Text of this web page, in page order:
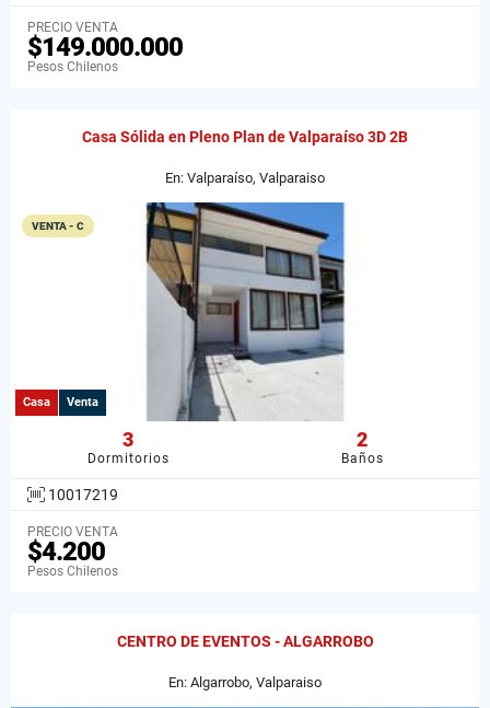
PRECIO VENTA
$149.000.000
Pesos Chilenos
Casa Sólida en Pleno Plan de Valparaíso 3D 2B
En: Valparaíso, Valparaiso
VENTA - C
Casa Venta
3
Dormitorios
2
Baños
10017219
PRECIO VENTA
$4.200
Pesos Chilenos
CENTRO DE EVENTOS - ALGARROBO
En: Algarrobo, Valparaiso